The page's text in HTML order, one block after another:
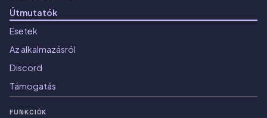
Útmutatók
Esetek
Az alkalmazásról
Discord
Támogatás
FUNKCIÓK